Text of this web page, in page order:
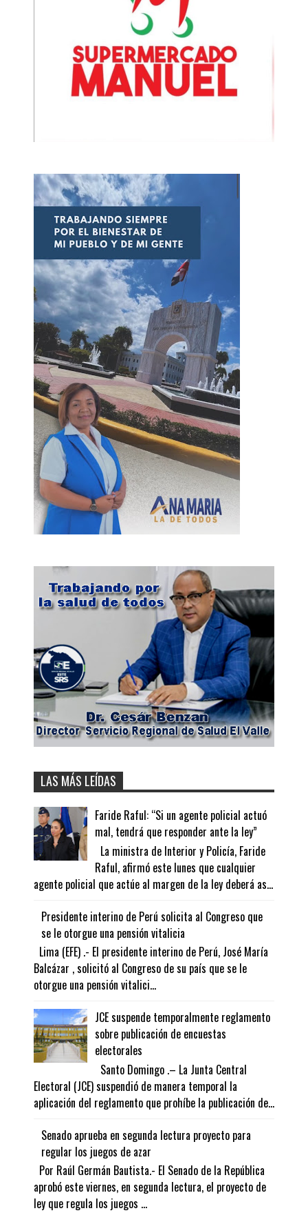
LAS MÁS LEÍDAS
Faride Raful: “Si un agente policial actuó
mal, tendrá que responder ante la ley”
La ministra de Interior y Policía, Faride
Raful, afirmó este lunes que cualquier
agente policial que actúe al margen de la ley deberá as...
Presidente interino de Perú solicita al Congreso que
se le otorgue una pensión vitalicia
Lima (EFE) .- El presidente interino de Perú, José María
Balcázar , solicitó al Congreso de su país que se le
otorgue una pensión vitalici...
JCE suspende temporalmente reglamento
sobre publicación de encuestas
electorales
Santo Domingo .– La Junta Central
Electoral (JCE) suspendió de manera temporal la
aplicación del reglamento que prohíbe la publicación de...
Senado aprueba en segunda lectura proyecto para
regular los juegos de azar
Por Raúl Germán Bautista.- El Senado de la República
aprobó este viernes, en segunda lectura, el proyecto de
ley que regula los juegos ...